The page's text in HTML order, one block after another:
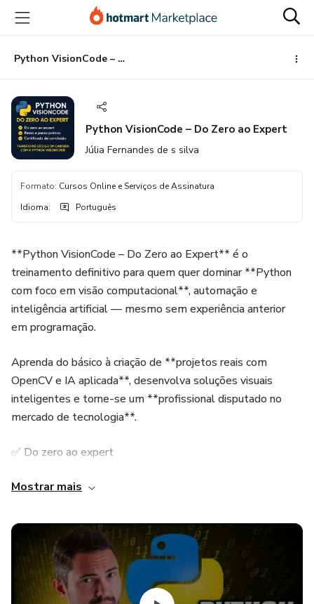
para
conteúdo
principal
para
pagamento
para
rodapé
Python VisionCode – Do Zero ao Expert
Python VisionCode – Do Zero ao Expert
Júlia Fernandes de s silva
Formato: Cursos Online e Serviços de Assinatura
Idioma: Português
**Python VisionCode – Do Zero ao Expert** é o
treinamento definitivo para quem quer dominar **Python
com foco em visão computacional**, automação e
inteligência artificial — mesmo sem experiência anterior
em programação.
Aprenda do básico à criação de **projetos reais com
OpenCV e IA aplicada**, desenvolva soluções visuais
inteligentes e torne-se um **profissional disputado no
mercado de tecnologia**.
✅ Do zero ao expert
✅ Passo a passo prático
✅ Certificado de conclusão
🚀 Transforme código em carreira com o **Python
VisionCode**.
Mostrar mais